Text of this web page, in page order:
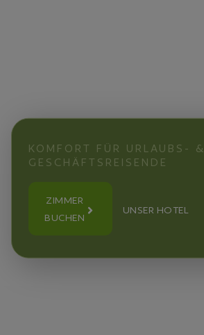
KOMFORT FÜR URLAUBS- &
GESCHÄFTSREISENDE
ZIMMER
BUCHEN
UNSER HOTEL